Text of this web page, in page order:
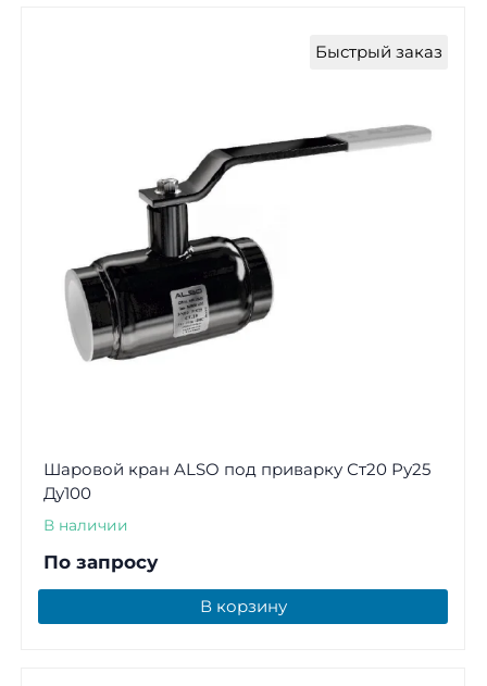
Быстрый заказ
Шаровой кран ALSO под приварку Ст20 Ру25
Ду100
В наличии
По запросу
В корзину